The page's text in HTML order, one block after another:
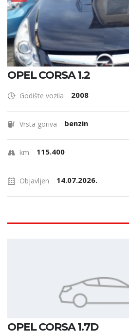
OPEL CORSA 1.2
Godište vozila 2008
Vrsta goriva benzin
km 115.400
Objavljen 14.07.2026.
OPEL CORSA 1.7D